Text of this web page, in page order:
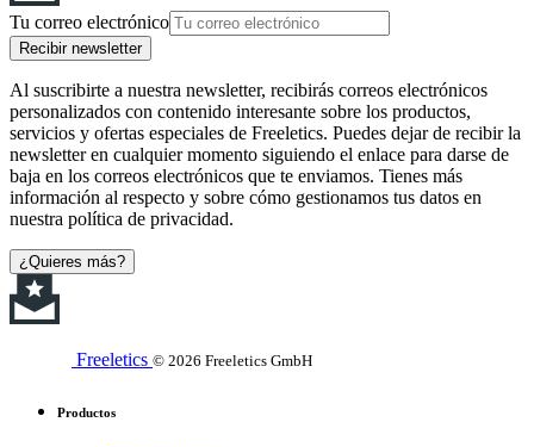
Tu correo electrónico
Recibir newsletter
Al suscribirte a nuestra newsletter, recibirás correos electrónicos
personalizados con contenido interesante sobre los productos,
servicios y ofertas especiales de Freeletics. Puedes dejar de recibir la
newsletter en cualquier momento siguiendo el enlace para darse de
baja en los correos electrónicos que te enviamos. Tienes más
información al respecto y sobre cómo gestionamos tus datos en
nuestra política de privacidad.
¿Quieres más?
Freeletics © 2026 Freeletics GmbH
Productos